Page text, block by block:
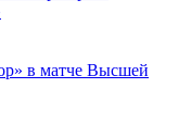
в матче Высшей